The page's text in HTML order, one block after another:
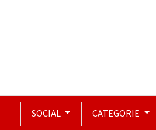
SOCIAL CATEGORIE